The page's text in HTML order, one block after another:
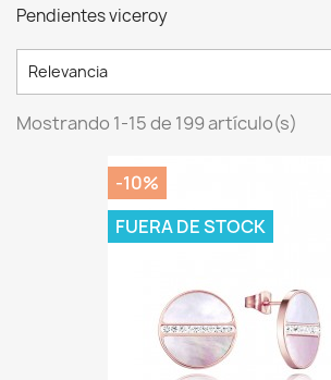
Pendientes viceroy
Relevancia
Mostrando 1-15 de 199 artículo(s)
-10%
FUERA DE STOCK